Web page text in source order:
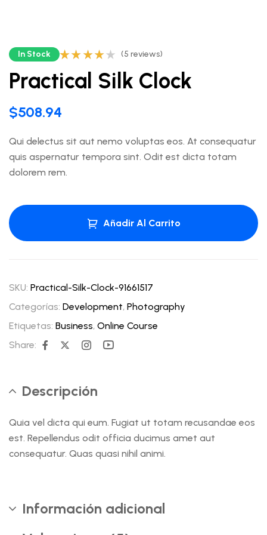
In Stock
con3.80
de 5 en
valoraci
ones de
(5 reviews)
Practical Silk Clock
$508.94
Qui delectus sit aut nemo voluptas eos. At consequatur
quis aspernatur tempora sint. Odit est dicta totam
dolorem rem.
Añadir Al Carrito
SKU: Practical-Silk-Clock-91661517
Categorías: Development, Photography
Etiquetas: Business, Online Course
Share:
Descripción
Quia vel dicta qui eum. Fugiat ut totam recusandae eos
est. Repellendus odit officia ducimus amet aut
consequatur. Quas quasi nihil animi.
Información adicional